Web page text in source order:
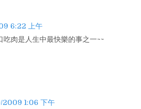
6:22 上午
吃肉是人生中最快樂的事之一~~
2009 1:06 下午